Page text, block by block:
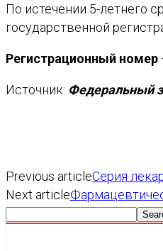
По истечении 5-летнего
государственной
Регистрационный номер
Источник: Федеральный
Previous articleСерия
Next article